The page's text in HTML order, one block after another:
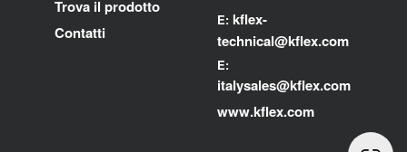
Trova il prodotto
Contatti
E: kflex-
technical@kflex.com
E:
italysales@kflex.com
www.kflex.com